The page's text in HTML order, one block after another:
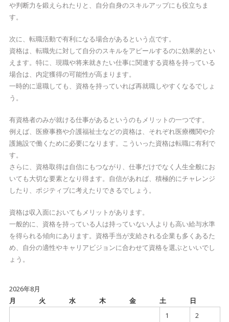
や判断力を鍛えられたりと、自分自身のスキルアップにも役立ちま
す。
次に、転職活動で有利になる場合があるという点です。
資格は、転職先に対して自分のスキルをアピールするのに効果的とい
えます。特に、現職や将来就きたい仕事に関連する資格を持っている
場合は、内定獲得の可能性が高まります。
一時的に退職しても、資格を持っていれば再就職しやすくなるでしょ
う。
有資格者のみが就ける仕事があるというのもメリットの一つです。
例えば、医療事務や介護福祉士などの資格は、それぞれ医療機関や介
護施設で働くために必要になります。こういった資格は転職に有利で
す。
さらに、資格取得は自信にもつながり、仕事だけでなく人生全般にお
いても大切な要素となり得ます。自信があれば、積極的にチャレンジ
したり、ポジティブに考えたりできるでしょう。
資格は収入面においてもメリットがあります。
一般的に、資格を持っている人は持っていない人よりも高い給与水準
を得られる傾向にあります。資格手当が支給される企業も多くあるた
め、自分の適性やキャリアビジョンに合わせて資格を選ぶといいでし
ょう。
2026年8月
月
火 水 木 金 土
日
1
2